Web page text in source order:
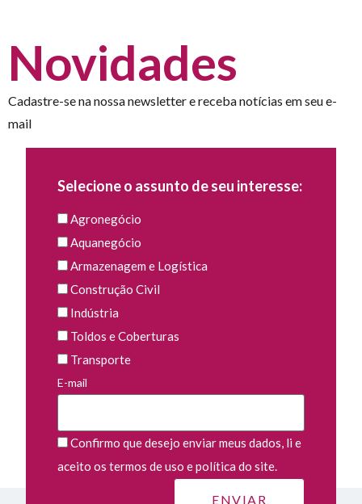
Novidades
Cadastre-se na nossa newsletter e receba notícias em seu e-
mail
Selecione o assunto de seu interesse:
Agronegócio
Aquanegócio
Armazenagem e Logística
Construção Civil
Indústria
Toldos e Coberturas
Transporte
E-mail
Confirmo que desejo enviar meus dados, li e
aceito os termos de uso e política do site.